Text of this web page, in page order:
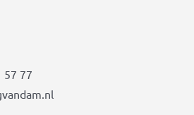
57 77